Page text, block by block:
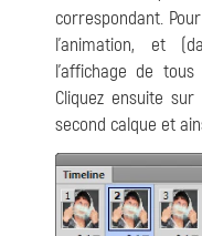
correspondant.
l'animation, et
l'affichage de
Cliquez ensuite
second calque et